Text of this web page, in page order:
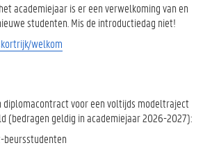
academiejaar is er een verwelkoming van en
studenten. Mis de introductiedag niet!
welkom
diplomacontract voor een voltijds modeltraject
(bedragen geldig in academiejaar 2026-2027):
beursstudenten